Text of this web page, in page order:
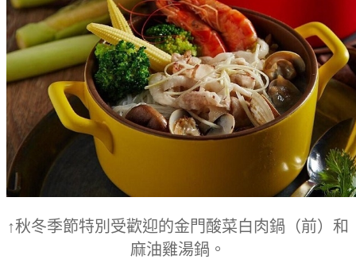
↑秋冬季節特別受歡迎的金門酸菜白肉鍋（前）和
麻油雞湯鍋。